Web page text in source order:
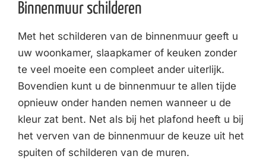
Binnenmuur schilderen
Met het schilderen van de binnenmuur geeft u
uw woonkamer, slaapkamer of keuken zonder
te veel moeite een compleet ander uiterlijk.
Bovendien kunt u de binnenmuur te allen tijde
opnieuw onder handen nemen wanneer u de
kleur zat bent. Net als bij het plafond heeft u bij
het verven van de binnenmuur de keuze uit het
spuiten of schilderen van de muren.